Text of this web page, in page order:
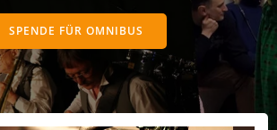
SPENDE FÜR OMNIBUS